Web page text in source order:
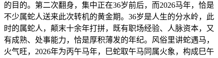
的目的。第二次翻身，集中正在36岁前后，而2026马年，恰是
不少属蛇人送来此次转机的黄金期。36岁是人生的分水岭，此
时的属蛇人，颠末十余年打拼，既有职场经验、人脉资本，又
有成熟、处事能力，恰是厚积薄发的年纪。风俗里讲蛇遇马，
火气旺，2026年为丙午马年，巳蛇取午马同属火象，构成巳午